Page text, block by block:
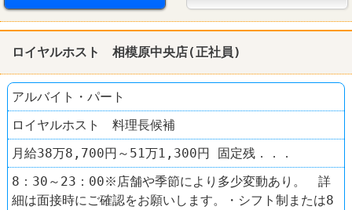
ロイヤルホスト 相模原中央店(正社員)
アルバイト・パート
ロイヤルホスト 料理長候補
月給38万8,700円～51万1,300円 固定残．．．
8：30～23：00※店舗や季節により多少変動あり。 詳
細は面接時にご確認をお願いします。・シフト制または8